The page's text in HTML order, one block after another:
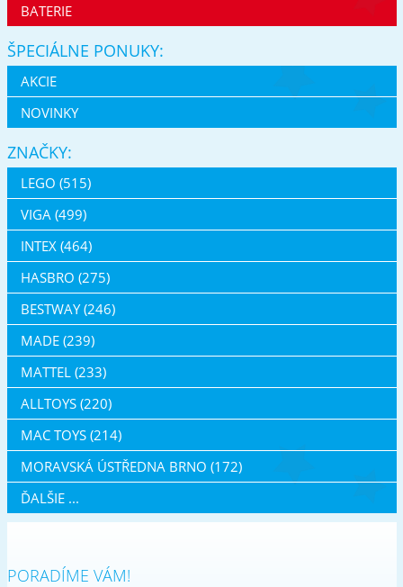
BATERIE
ŠPECIÁLNE PONUKY:
AKCIE
NOVINKY
ZNAČKY:
LEGO (515)
VIGA (499)
INTEX (464)
HASBRO (275)
BESTWAY (246)
MADE (239)
MATTEL (233)
ALLTOYS (220)
MAC TOYS (214)
MORAVSKÁ ÚSTŘEDNA BRNO (172)
ĎALŠIE ...
PORADÍME VÁM!